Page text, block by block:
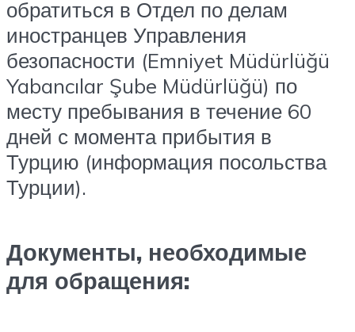
обратиться в Отдел по делам
иностранцев Управления
безопасности (Emniyet Müdürlüğü
Yabancılar Şube Müdürlüğü) по
месту пребывания в течение 60
дней с момента прибытия в
Турцию (информация посольства
Турции).
Документы, необходимые
для обращения: